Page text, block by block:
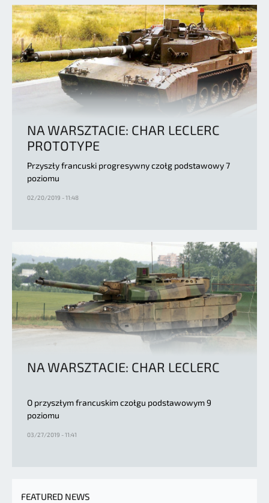
NA WARSZTACIE: CHAR LECLERC
PROTOTYPE
Przyszły francuski progresywny czołg podstawowy 7
poziomu
02/20/2019 - 11:48
NA WARSZTACIE: CHAR LECLERC
O przyszłym francuskim czołgu podstawowym 9
poziomu
03/27/2019 - 11:41
FEATURED NEWS